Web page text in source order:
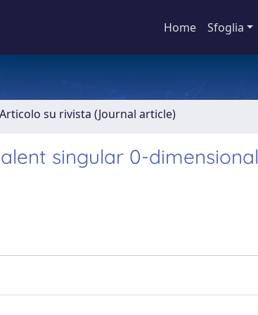
Home Sfoglia
su rivista (Journal article)
singular 0-dimensional